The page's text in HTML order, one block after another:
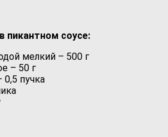
пикантном соусе:
мелкий – 500 г
– 50 г
0,5 пучка